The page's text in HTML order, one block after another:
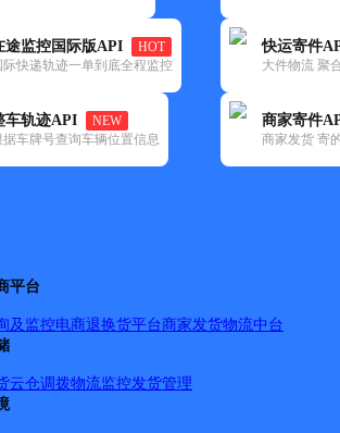
途监控国际版API
HOT
际快递轨迹一单到底全程监控
车轨迹API
NEW
据车牌号查询车辆位置信息
快运寄件
大件物流 聚
商家寄件
商家发货 寄
平台
及监控电商退换货平台商家发货物流中台
云仓调拨物流监控发货管理
建泉州公司二中路仓储分部
时间：2022-07-14 00:00:00
速递
省-泉州市-丰泽区
福建省泉州市丰泽区丰泽街道虹景花园